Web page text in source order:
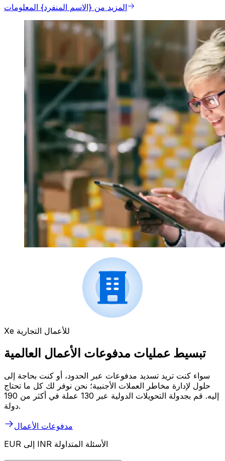
المزيد من {الاسم المنفرد} المعلومات
Xe للأعمال التجارية
تبسيط عمليات مدفوعات الأعمال العالمية
سواء كنت تريد تسديد مدفوعات عبر الحدود، أو كنت بحاجة إلى
حلول لإدارة مخاطر العملات الأجنبية؛ نحن نوفر لك كل ما تحتاج
إليه. قم بجدولة التحويلات الدولية عبر 130 عملة في أكثر من 190
دولة.
مدفوعات الأعمال
EUR إلى INR الأسئلة المتداولة